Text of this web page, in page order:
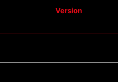
Version